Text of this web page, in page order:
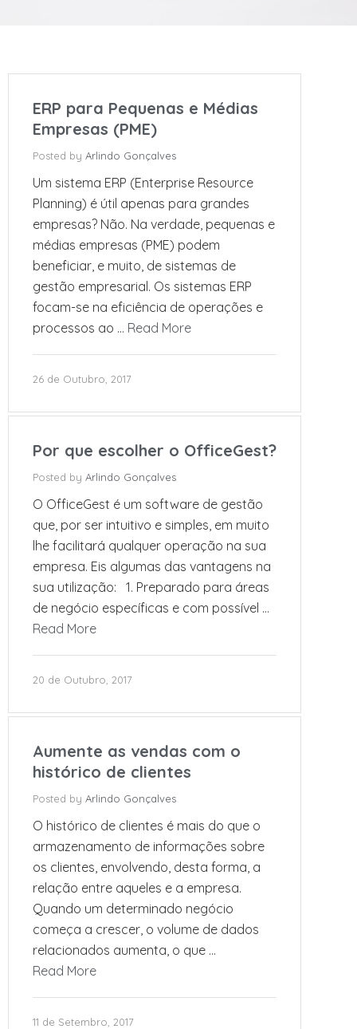
ERP para Pequenas e Médias
Empresas (PME)
Posted by Arlindo Gonçalves
Um sistema ERP (Enterprise Resource
Planning) é útil apenas para grandes
empresas? Não. Na verdade, pequenas e
médias empresas (PME) podem
beneficiar, e muito, de sistemas de
gestão empresarial. Os sistemas ERP
focam-se na eficiência de operações e
processos ao … Read More
26 de Outubro, 2017
Por que escolher o OfficeGest?
Posted by Arlindo Gonçalves
O OfficeGest é um software de gestão
que, por ser intuitivo e simples, em muito
lhe facilitará qualquer operação na sua
empresa. Eis algumas das vantagens na
sua utilização: 1. Preparado para áreas
de negócio específicas e com possível …
Read More
20 de Outubro, 2017
Aumente as vendas com o
histórico de clientes
Posted by Arlindo Gonçalves
O histórico de clientes é mais do que o
armazenamento de informações sobre
os clientes, envolvendo, desta forma, a
relação entre aqueles e a empresa.
Quando um determinado negócio
começa a crescer, o volume de dados
relacionados aumenta, o que …
Read More
11 de Setembro, 2017